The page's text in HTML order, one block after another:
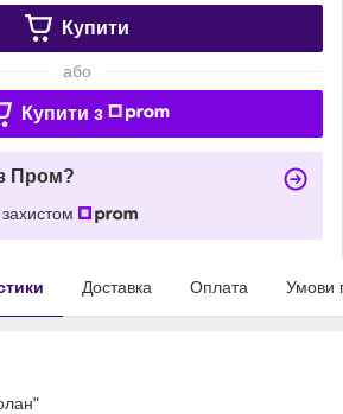
Купити
або
Купити з
Пром?
Доставка Оплата Умови